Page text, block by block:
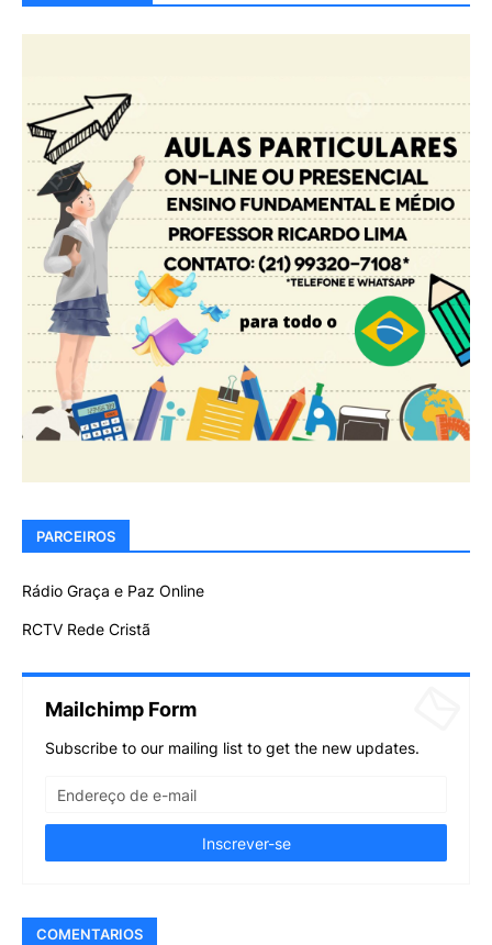
PARCEIROS
Rádio Graça e Paz Online
RCTV Rede Cristã
Mailchimp Form
Subscribe to our mailing list to get the new updates.
COMENTARIOS